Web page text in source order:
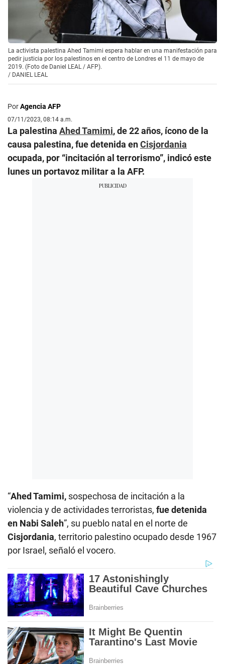
La activista palestina Ahed Tamimi espera hablar en una manifestación para
pedir justicia por los palestinos en el centro de Londres el 11 de mayo de
2019. (Foto de Daniel LEAL / AFP).
/ DANIEL LEAL
PorAgencia AFP
07/11/2023, 08:14 a.m.
La palestina Ahed Tamimi, de 22 años, ícono de la
causa palestina, fue detenida enCisjordania
ocupada, por “incitación al terrorismo”, indicó este
lunes un portavoz militar a la AFP.
“Ahed Tamimi, sospechosa de incitación a la
violencia y de actividades terroristas, fue detenida
en Nabi Saleh”, su pueblo natal en el norte de
Cisjordania, territorio palestino ocupado desde 1967
por Israel, señaló el vocero.